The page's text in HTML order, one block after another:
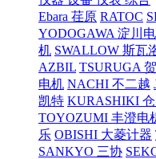
Ebara 荏原 RATOC
YODOGAWA 淀川
机 SWALLOW 斯瓦
AZBIL TSURUGA
电机 NACHI 不二越
凯特 KURASHIKI
TOYOZUMI 丰澄电
乐 OBISHI 大菱计器
SANKYO 三协